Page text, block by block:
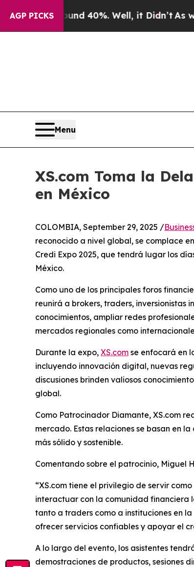
AGP PICKS
Around 40%. Well, it Didn’t As war
Menu
XS.com Toma la
en México
COLOMBIA, September 29, 2025 /
reconocido a nivel global, se complace
Credi Expo 2025, que tendrá lugar los
México.
Como uno de los principales foros
reunirá a brokers, traders, inversionistas
conocimientos, ampliar redes
mercados regionales como
Durante la expo, XS.com se enfocará en
incluyendo innovación digital, nuevas
discusiones brinden valiosos
global.
Como Patrocinador Diamante, XS.com
mercado. Estas relaciones se basan en
más sólido y sostenible.
Comentando sobre el patrocinio, Miguel
“XS.com tiene el privilegio de servir
interactuar con la comunidad financiera
tanto a traders como a instituciones en
ofrecer servicios confiables y apoyar el
A lo largo del evento, los asistentes
demostraciones de productos, sesiones